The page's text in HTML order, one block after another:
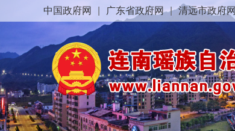
中国政府网 广东省政府网 | 清远市政府网